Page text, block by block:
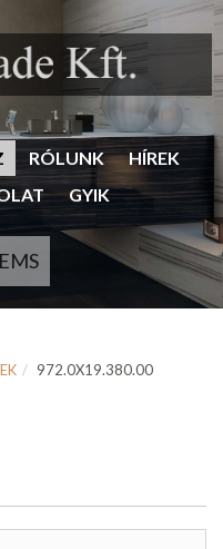
RÓLUNK
HÍREK
GYIK
972.0X19.380.00